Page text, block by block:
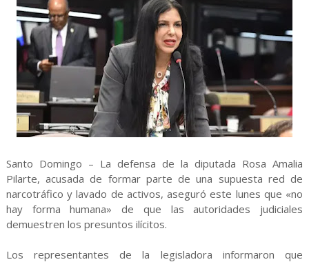
Santo Domingo – La defensa de la diputada Rosa Amalia
Pilarte, acusada de formar parte de una supuesta red de
narcotráfico y lavado de activos, aseguró este lunes que «no
hay forma humana» de que las autoridades judiciales
demuestren los presuntos ilícitos.
Los representantes de la legisladora informaron que